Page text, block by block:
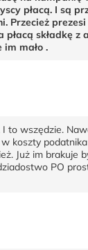
płacą. I są
Przecież
płacą składkę z
im mało .
I to wszędzie.
koszty
Już im brakuje
PO